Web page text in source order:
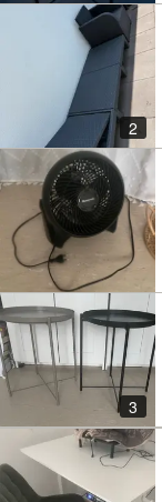
2
3